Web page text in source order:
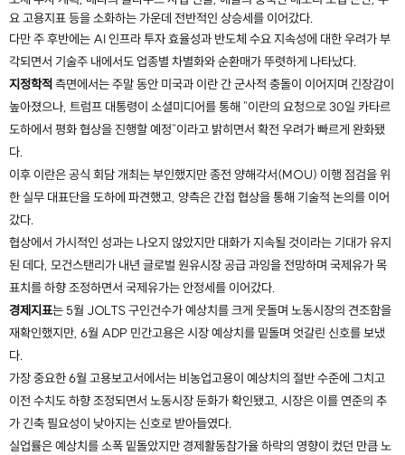
요 고용지표 등을 소화하는 가운데 전반적인 상승세를 이어갔다.
다만 주 후반에는 AI 인프라 투자 효율성과 반도체 수요 지속성에 대한 우려가 부
각되면서 기술주 내에서도 업종별 차별화와 순환매가 뚜렷하게 나타났다.
지정학적 측면에서는 주말 동안 미국과 이란 간 군사적 충돌이 이어지며 긴장감이
높아졌으나, 트럼프 대통령이 소셜미디어를 통해 "이란의 요청으로 30일 카타르
도하에서 평화 협상을 진행할 예정"이라고 밝히면서 확전 우려가 빠르게 완화됐
다.
이후 이란은 공식 회담 개최는 부인했지만 종전 양해각서(MOU) 이행 점검을 위
한 실무 대표단을 도하에 파견했고, 양측은 간접 협상을 통해 기술적 논의를 이어
갔다.
협상에서 가시적인 성과는 나오지 않았지만 대화가 지속될 것이라는 기대가 유지
된 데다, 모건스탠리가 내년 글로벌 원유시장 공급 과잉을 전망하며 국제유가 목
표치를 하향 조정하면서 국제유가는 안정세를 이어갔다.
경제지표는 5월 JOLTS 구인건수가 예상치를 크게 웃돌며 노동시장의 견조함을
재확인했지만, 6월 ADP 민간고용은 시장 예상치를 밑돌며 엇갈린 신호를 보냈
다.
가장 중요한 6월 고용보고서에서는 비농업고용이 예상치의 절반 수준에 그치고
이전 수치도 하향 조정되면서 노동시장 둔화가 확인됐고, 시장은 이를 연준의 추
가 긴축 필요성이 낮아지는 신호로 받아들였다.
실업률은 예상치를 소폭 밑돌았지만 경제활동참가율 하락의 영향이 컸던 만큼 노